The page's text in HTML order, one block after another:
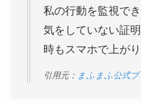
私の行動を監視で
気をしていない証
時もスマホで上がり
引用元： まふまふ公式